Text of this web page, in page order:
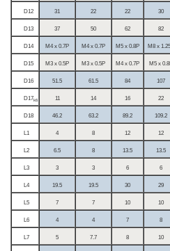
D12 31 22 22 30
D13 37 50 62 82
D14 M4 x 0.7P M4 x 0.7P M5 x 0.8P M8 x
D15 M3 x 0.5P M3 x 0.5P M4 x 0.7P M5 x
D16 51.5 61.5 84 107
D17k6 11 14 16 22
D18 46.2 63.2 89.2 109.2
L1 4 8 12 12
L2 6.5 8 13.5 13.5
L3 3 3 6 6
L4 19.5 19.5 30 29
L5 7 7 10 10
L6 4 4 7 8
L7 5 7.7 8 10